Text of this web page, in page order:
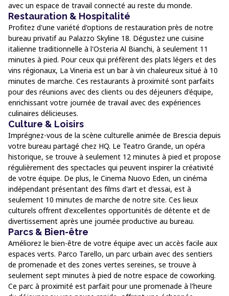
avec un espace de travail connecté au reste du monde.
Restauration & Hospitalité
Profitez d'une variété d'options de restauration près de notre
bureau privatif au Palazzo Skyline 18. Dégustez une cuisine
italienne traditionnelle à l'Osteria Al Bianchi, à seulement 11
minutes à pied. Pour ceux qui préfèrent des plats légers et des
vins régionaux, La Vineria est un bar à vin chaleureux situé à 10
minutes de marche. Ces restaurants à proximité sont parfaits
pour des réunions avec des clients ou des déjeuners d'équipe,
enrichissant votre journée de travail avec des expériences
culinaires délicieuses.
Culture & Loisirs
Imprégnez-vous de la scène culturelle animée de Brescia depuis
votre bureau partagé chez HQ. Le Teatro Grande, un opéra
historique, se trouve à seulement 12 minutes à pied et propose
régulièrement des spectacles qui peuvent inspirer la créativité
de votre équipe. De plus, le Cinema Nuovo Eden, un cinéma
indépendant présentant des films d'art et d'essai, est à
seulement 10 minutes de marche de notre site. Ces lieux
culturels offrent d'excellentes opportunités de détente et de
divertissement après une journée productive au bureau.
Parcs & Bien-être
Améliorez le bien-être de votre équipe avec un accès facile aux
espaces verts. Parco Tarello, un parc urbain avec des sentiers
de promenade et des zones vertes sereines, se trouve à
seulement sept minutes à pied de notre espace de coworking.
Ce parc à proximité est parfait pour une promenade à l'heure